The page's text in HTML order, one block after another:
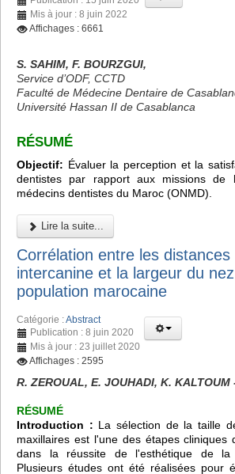
Mis à jour : 8 juin 2022
Affichages : 6661
S. SAHIM, F. BOURZGUI,
Service d’ODF, CCTD
Faculté de Médecine Dentaire de
Université Hassan II de Casablanca
RÉSUMÉ
Objectif: Évaluer la perception et la
dentistes par rapport aux missions de
médecins dentistes du Maroc (ONMD).
Lire la suite...
Corrélation entre les distances
intercanine et la largeur du
population marocaine
Catégorie :Abstract
Publication : 8 juin 2020
Mis à jour : 23 juillet 2020
Affichages : 2595
R. ZEROUAL, E. JOUHADI, K. KALTOUM
RÉSUMÉ
Introduction : La sélection de la taille
maxillaires est l'une des étapes cliniques
dans la réussite de l'esthétique de la
Plusieurs études ont été réalisées pour